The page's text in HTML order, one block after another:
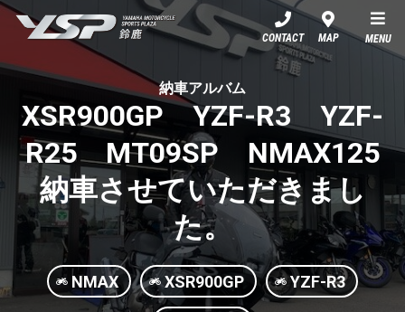
YSP鈴鹿
CONTACT MAP MENU
納車アルバム
XSR900GP YZF-R3 YZF-
R25 MT09SP NMAX125
納車させていただきまし
た。
NMAX XSR900GP YZF-R3